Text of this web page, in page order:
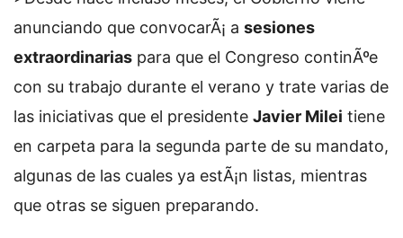
anunciando que convocarÃ¡ a sesiones
extraordinarias para que el Congreso continÃºe
con su trabajo durante el verano y trate varias de
las iniciativas que el presidente Javier Milei tiene
en carpeta para la segunda parte de su mandato,
algunas de las cuales ya estÃ¡n listas, mientras
que otras se siguen preparando.